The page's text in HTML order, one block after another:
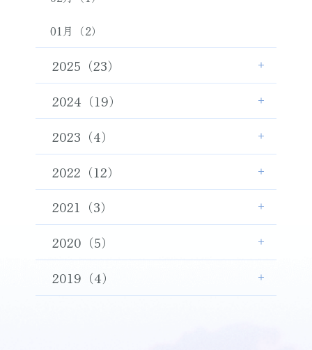
01月（2）
2025（23）
2024（19）
2023（4）
2022（12）
2021（3）
2020（5）
2019（4）